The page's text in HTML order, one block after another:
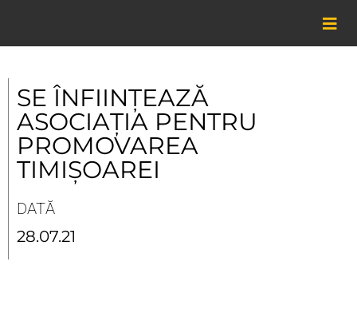
content
SE ÎNFIINȚEAZĂ
ASOCIAȚIA PENTRU
PROMOVAREA
TIMIȘOAREI
DATĂ
28.07.21